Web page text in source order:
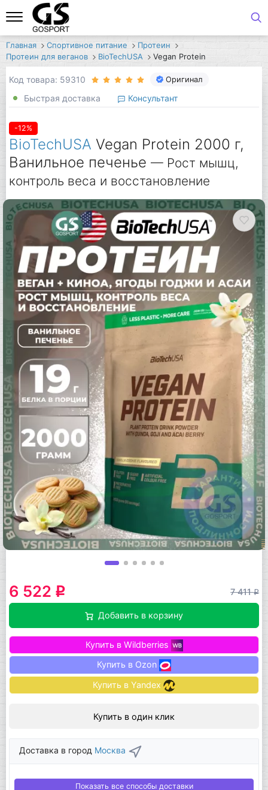
Главная Спортивное питание
Протеин
Протеин для веганов
BioTechUSA Vegan Protein
Код товара: 59310 Оригинал
Быстрая доставка Консультант
-12%
BioTechUSA Vegan Protein 2000 г,
Ванильное печенье — Рост мышц,
контроль веса и восстановление
6 522 q 7 411q
Добавить в корзину
Купить в Wildberries
Купить в Ozon
Купить в Yandex
Купить в один клик
Доставка в город Москва
Показать все способы доставки